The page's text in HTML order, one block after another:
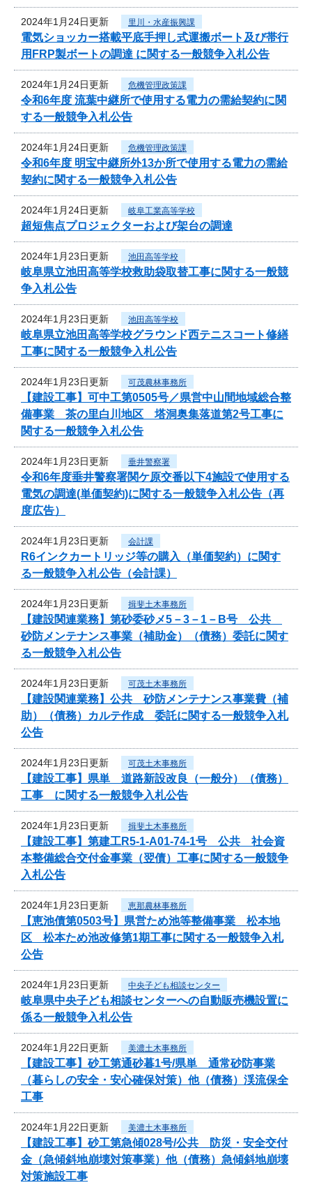
2024年1月24日更新 里川・水産振興課
電気ショッカー搭載平底手押し式運搬ボート及び帯行
用FRP製ボートの調達 に関する一般競争入札公告
2024年1月24日更新 危機管理政策課
令和6年度 流葉中継所で使用する電力の需給契約に関
する一般競争入札公告
2024年1月24日更新 危機管理政策課
令和6年度 明宝中継所外13か所で使用する電力の需給
契約に関する一般競争入札公告
2024年1月24日更新 岐阜工業高等学校
超短焦点プロジェクターおよび架台の調達
2024年1月23日更新 池田高等学校
岐阜県立池田高等学校救助袋取替工事に関する一般競
争入札公告
2024年1月23日更新 池田高等学校
岐阜県立池田高等学校グラウンド西テニスコート修繕
工事に関する一般競争入札公告
2024年1月23日更新 可茂農林事務所
【建設工事】可中工第0505号／県営中山間地域総合整
備事業 茶の里白川地区 塔洞奥集落道第2号工事に
関する一般競争入札公告
2024年1月23日更新 垂井警察署
令和6年度垂井警察署関ケ原交番以下4施設で使用する
電気の調達(単価契約)に関する一般競争入札公告（再
度広告）
2024年1月23日更新 会計課
R6インクカートリッジ等の購入（単価契約）に関す
る一般競争入札公告（会計課）
2024年1月23日更新 揖斐土木事務所
【建設関連業務】第砂委砂メ5－3－1－B号 公共
砂防メンテナンス事業（補助金）（債務）委託に関す
る一般競争入札公告
2024年1月23日更新 可茂土木事務所
【建設関連業務】公共 砂防メンテナンス事業費（補
助）（債務）カルテ作成 委託に関する一般競争入札
公告
2024年1月23日更新 可茂土木事務所
【建設工事】県単 道路新設改良（一般分）（債務）
工事 に関する一般競争入札公告
2024年1月23日更新 揖斐土木事務所
【建設工事】第建工R5-1-A01-74-1号 公共 社会資
本整備総合交付金事業（翌債）工事に関する一般競争
入札公告
2024年1月23日更新 恵那農林事務所
【恵池債第0503号】県営ため池等整備事業 松本地
区 松本ため池改修第1期工事に関する一般競争入札
公告
2024年1月23日更新 中央子ども相談センター
岐阜県中央子ども相談センターへの自動販売機設置に
係る一般競争入札公告
2024年1月22日更新 美濃土木事務所
【建設工事】砂工第通砂暮1号/県単 通常砂防事業
（暮らしの安全・安心確保対策）他（債務）渓流保全
工事
2024年1月22日更新 美濃土木事務所
【建設工事】砂工第急傾028号/公共 防災・安全交付
金（急傾斜地崩壊対策事業）他（債務）急傾斜地崩壊
対策施設工事